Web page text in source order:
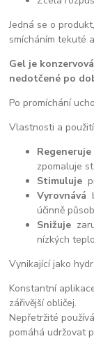
Jedná se o
smícháním tekuté
Gel je
nedotčené po
Po promíchání
Vlastnosti a
Regeneruje
zpomaluje
Stimuluje
Vyrovnává
účinně
Snižuje
nízkých
Vynikající jako
Konstantní
zářivější obličej.
Nepřetržité
pomáhá udržovat